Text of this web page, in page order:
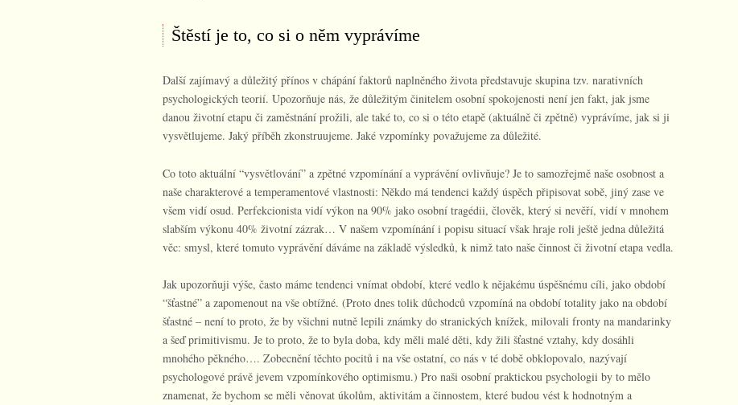
Štěstí je to, co si o něm vyprávíme
Další zajímavý a důležitý přínos v chápání faktorů naplněného života představuje skupina tzv. narativních
psychologických teorií. Upozorňuje nás, že důležitým činitelem osobní spokojenosti není jen fakt, jak jsme
danou životní etapu či zaměstnání prožili, ale také to, co si o této etapě (aktuálně či zpětně) vyprávíme, jak si ji
vysvětlujeme. Jaký příběh zkonstruujeme. Jaké vzpomínky považujeme za důležité.
Co toto aktuální “vysvětlování” a zpětné vzpomínání a vyprávění ovlivňuje? Je to samozřejmě naše osobnost a
naše charakterové a temperamentové vlastnosti: Někdo má tendenci každý úspěch připisovat sobě, jiný zase ve
všem vidí osud. Perfekcionista vidí výkon na 90% jako osobní tragédii, člověk, který si nevěří, vidí v mnohem
slabším výkonu 40% životní zázrak… V našem vzpomínání i popisu situací však hraje roli ještě jedna důležitá
věc: smysl, které tomuto vyprávění dáváme na základě výsledků, k nimž tato naše činnost či životní etapa vedla.
Jak upozorňuji výše, často máme tendenci vnímat období, které vedlo k nějakému úspěšnému cíli, jako období
“šťastné” a zapomenout na vše obtížné. (Proto dnes tolik důchodců vzpomíná na období totality jako na období
šťastné – není to proto, že by všichni nutně lepili známky do stranických knížek, milovali fronty na mandarinky
a šeď primitivismu. Je to proto, že to byla doba, kdy měli malé děti, kdy žili šťastné vztahy, kdy dosáhli
mnohého pěkného…. Zobecnění těchto pocitů i na vše ostatní, co nás v té době obklopovalo, nazývají
psychologové právě jevem vzpomínkového optimismu.) Pro naši osobní praktickou psychologii by to mělo
znamenat, že bychom se měli věnovat úkolům, aktivitám a činnostem, které budou vést k hodnotným a